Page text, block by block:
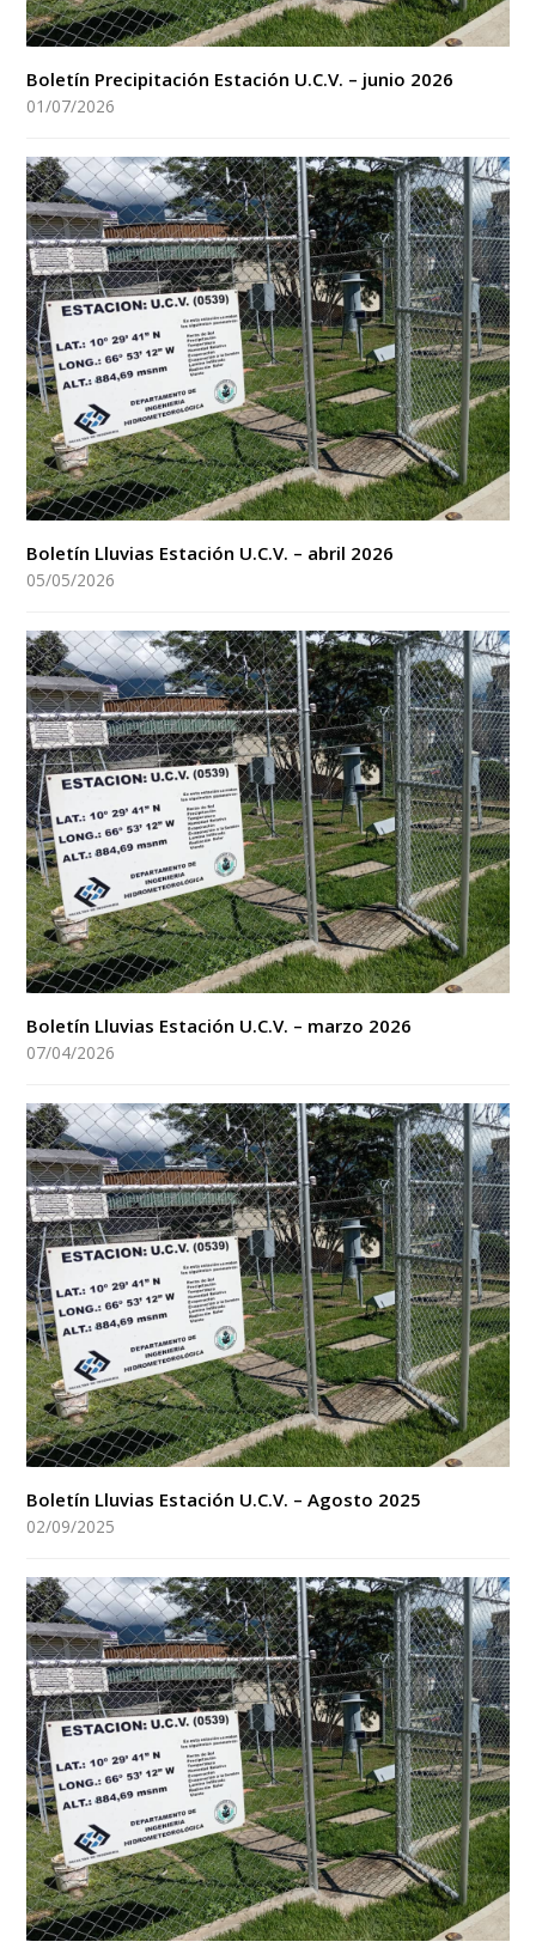
Boletín Precipitación Estación U.C.V. – junio 2026
01/07/2026
Boletín Lluvias Estación U.C.V. – abril 2026
05/05/2026
Boletín Lluvias Estación U.C.V. – marzo 2026
07/04/2026
Boletín Lluvias Estación U.C.V. – Agosto 2025
02/09/2025